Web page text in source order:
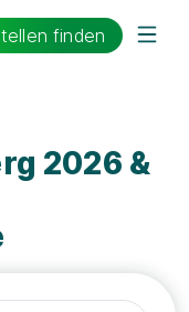
finden
2026 &